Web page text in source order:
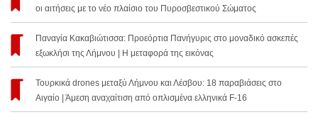
οι αιτήσεις με το νέο πλαίσιο του Πυροσβεστικού Σώματος
Παναγία Κακαβιώτισσα: Προεόρτια Πανήγυρις στο μοναδικό ασκεπές
εξωκλήσι της Λήμνου | Η μεταφορά της εικόνας
Τουρκικά drones μεταξύ Λήμνου και Λέσβου: 18 παραβιάσεις στο
Αιγαίο | Άμεση αναχαίτιση από οπλισμένα ελληνικά F-16